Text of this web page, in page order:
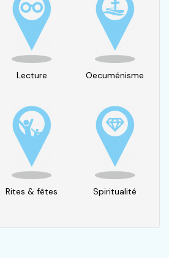
Lecture Oecuménisme
Rites & fêtes Spiritualité